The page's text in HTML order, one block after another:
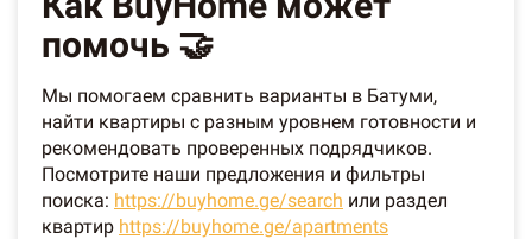
помочь 🤝
Мы помогаем сравнить варианты в Батуми,
найти квартиры с разным уровнем готовности и
рекомендовать проверенных подрядчиков.
Посмотрите наши предложения и фильтры
поиска: https://buyhome.ge/search или раздел
квартир https://buyhome.ge/apartments